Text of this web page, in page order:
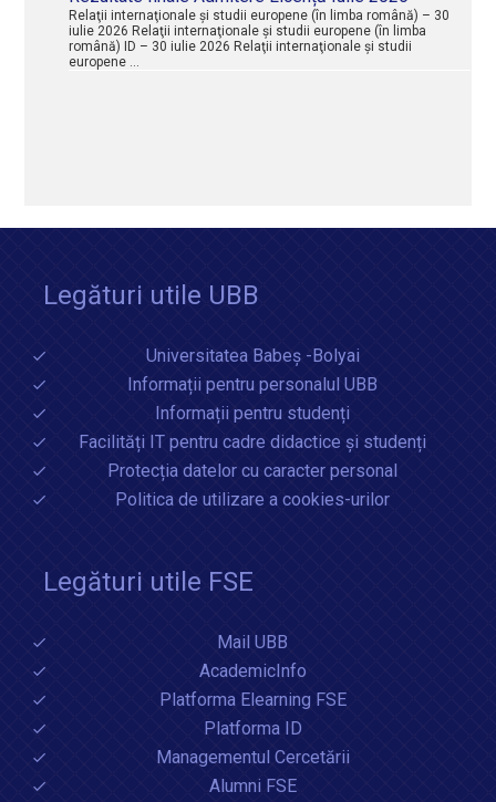
Relaţii internaţionale şi studii europene (în limba română) – 30
iulie 2026 Relaţii internaţionale şi studii europene (în limba
română) ID – 30 iulie 2026 Relaţii internaţionale şi studii
europene …
Legături utile UBB
Universitatea Babeș -Bolyai
Informații pentru personalul UBB
Informații pentru studenți
Facilități IT pentru cadre didactice și studenți
Protecția datelor cu caracter personal
Politica de utilizare a cookies-urilor
Legături utile FSE
Mail UBB
AcademicInfo
Platforma Elearning FSE
Platforma ID
Managementul Cercetării
Alumni FSE